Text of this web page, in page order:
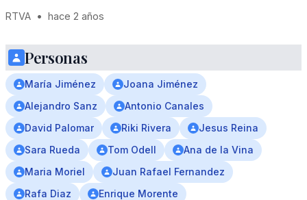
RTVA • hace 2 años
Personas
María Jiménez
Joana Jiménez
Alejandro Sanz
Antonio Canales
David Palomar
Riki Rivera
Jesus Reina
Sara Rueda
Tom Odell
Ana de la Vina
Maria Moriel
Juan Rafael Fernandez
Rafa Diaz
Enrique Morente